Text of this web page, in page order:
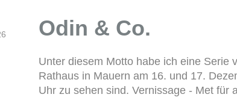
Odin & Co.
Unter diesem Motto habe ich eine Serie
Rathaus in Mauern am 16. und 17.
Uhr zu sehen sind. Vernissage - Met für